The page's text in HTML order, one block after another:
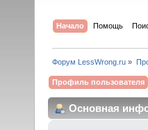
Начало Помощь
Форум LessWrong.ru »
Профиль пользователя
Основная